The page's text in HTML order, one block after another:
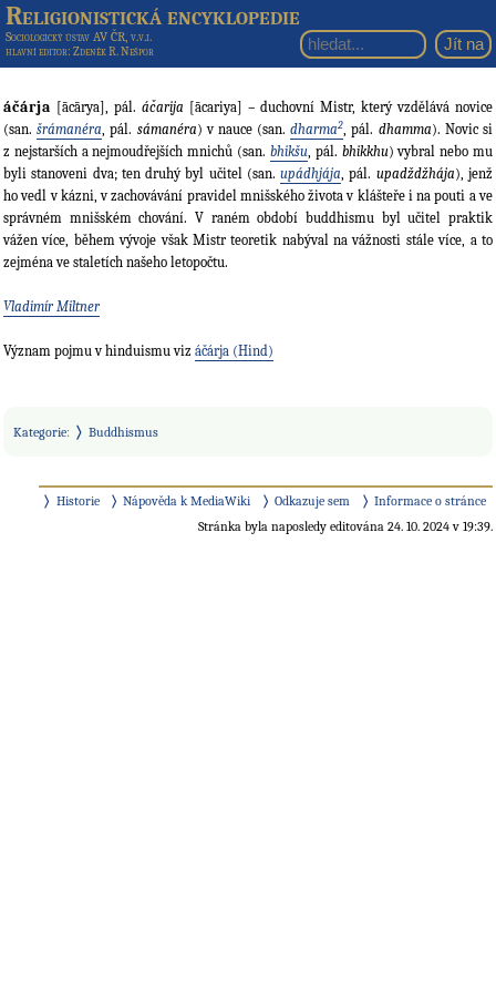
Religionistická encyklopedie
Sociologický ústav AV ČR, v.v.i.
hlavní editor: Zdeněk R. Nešpor
áčárja [ācārya], pál. áčarija [ācariya] – duchovní Mistr, který vzdělává novice
(san.šrámanéra, pál. sámanéra) v nauce (san.dharma2, pál. dhamma). Novic si
z nejstarších a nejmoudřejších mnichů (san. bhikšu, pál. bhikkhu) vybral nebo mu
byli stanoveni dva; ten druhý byl učitel (san.upádhjája, pál. upadždžhája), jenž
ho vedl v kázni, v zachovávání pravidel mnišského života v klášteře i na pouti a ve
správném mnišském chování. V raném období buddhismu byl učitel praktik
vážen více, během vývoje však Mistr teoretik nabýval na vážnosti stále více, a to
zejména ve staletích našeho letopočtu.
Vladimír Miltner
Význam pojmu v hinduismu viz áčárja (Hind)
Kategorie: Buddhismus
Historie Nápověda k MediaWiki Odkazuje sem
Informace o stránce
Stránka byla naposledy editována 24. 10. 2024 v 19:39.